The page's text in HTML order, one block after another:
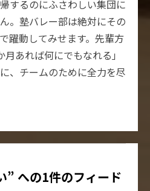
するのにふさわしい集団に
。塾バレー部は絶対にその
躍動してみせます。先輩方
あれば何にでもなれる」
、チームのために全力を尽
” への1件のフィード